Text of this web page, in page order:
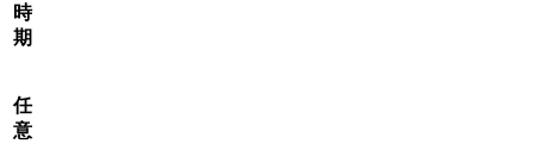
時
期
任
意